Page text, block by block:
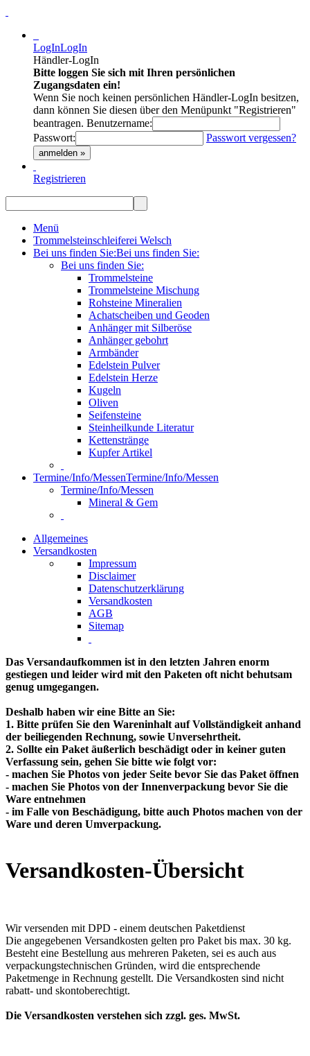
LogInLogIn
Händler-LogIn
Bitte loggen Sie sich mit Ihren persönlichen
Zugangsdaten ein!
Wenn Sie noch keinen persönlichen Händler-LogIn besitzen,
dann können Sie diesen über den Menüpunkt "Registrieren"
beantragen. Benutzername:
Passwort:
Passwort vergessen?
anmelden »
Registrieren
Menü
Trommelsteinschleiferei Welsch
Bei uns finden Sie:Bei uns finden Sie:
Bei uns finden Sie:
Trommelsteine
Trommelsteine Mischung
Rohsteine Mineralien
Achatscheiben und Geoden
Anhänger mit Silberöse
Anhänger gebohrt
Armbänder
Edelstein Pulver
Edelstein Herze
Kugeln
Oliven
Seifensteine
Steinheilkunde Literatur
Kettenstränge
Kupfer Artikel
Termine/Info/MessenTermine/Info/Messen
Termine/Info/Messen
Mineral & Gem
Allgemeines
Versandkosten
Impressum
Disclaimer
Datenschutzerklärung
Versandkosten
AGB
Sitemap
Das Versandaufkommen ist in den letzten Jahren enorm
gestiegen und leider wird mit den Paketen oft nicht behutsam
genug umgegangen.
Deshalb haben wir eine Bitte an Sie:
1. Bitte prüfen Sie den Wareninhalt auf Vollständigkeit anhand
der beiliegenden Rechnung, sowie Unversehrtheit.
2. Sollte ein Paket äußerlich beschädigt oder in keiner guten
Verfassung sein, gehen Sie bitte wie folgt vor:
- machen Sie Photos von jeder Seite bevor Sie das Paket öffnen
- machen Sie Photos von der Innenverpackung bevor Sie die
Ware entnehmen
- im Falle von Beschädigung, bitte auch Photos machen von der
Ware und deren Umverpackung.
Versandkosten-Übersicht
Wir versenden mit DPD - einem deutschen Paketdienst
Die angegebenen Versandkosten gelten pro Paket bis max. 30 kg.
Besteht eine Bestellung aus mehreren Paketen, sei es auch aus
verpackungstechnischen Gründen, wird die entsprechende
Paketmenge in Rechnung gestellt. Die Versandkosten sind nicht
rabatt- und skontoberechtigt.
Die Versandkosten verstehen sich zzgl. ges. MwSt.